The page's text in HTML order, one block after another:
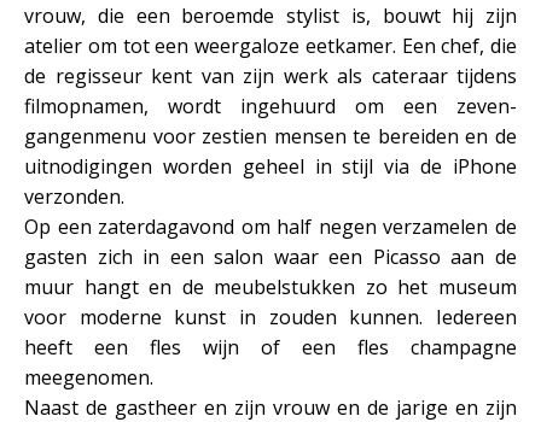
vrouw, die een beroemde stylist is, bouwt hij zijn
atelier om tot een weergaloze eetkamer. Een chef, die
de regisseur kent van zijn werk als cateraar tijdens
filmopnamen, wordt ingehuurd om een zeven-
gangenmenu voor zestien mensen te bereiden en de
uitnodigingen worden geheel in stijl via de iPhone
verzonden.
Op een zaterdagavond om half negen verzamelen de
gasten zich in een salon waar een Picasso aan de
muur hangt en de meubelstukken zo het museum
voor moderne kunst in zouden kunnen. Iedereen
heeft een fles wijn of een fles champagne
meegenomen.
Naast de gastheer en zijn vrouw en de jarige en zijn